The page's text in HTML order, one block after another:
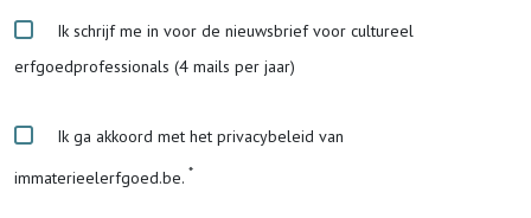
Ik schrijf me in voor de nieuwsbrief voor cultureel
erfgoedprofessionals (4 mails per jaar)
Ik ga akkoord met het privacybeleid van
immaterieelerfgoed.be.